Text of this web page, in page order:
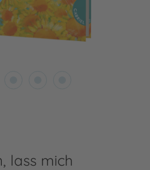
lass mich